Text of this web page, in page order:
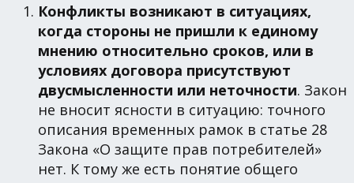
Конфликты возникают в ситуациях,
когда стороны не пришли к единому
мнению относительно сроков, или в
условиях договора присутствуют
двусмысленности или неточности. Закон
не вносит ясности в ситуацию: точного
описания временных рамок в статье 28
Закона «О защите прав потребителей»
нет. К тому же есть понятие общего